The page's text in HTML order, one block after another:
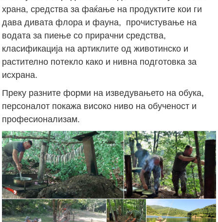
храна, средства за фаќање на продуктите кои ги
дава дивата флора и фауна, прочистување на
водата за пиење со прирачни средства,
класификација на артиклите од животинско и
растително потекло како и нивна подготовка за
исхрана.
Преку разните форми на изведувањето на обука,
персоналот покажа високо ниво на обученост и
професионализам.